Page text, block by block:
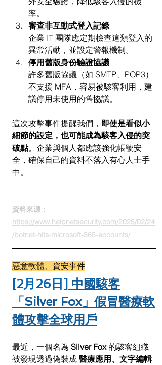
率。
審查非互動式登入記錄
企業 IT 團隊應定期檢查這類登入的
異常活動，並設定警報機制。
停用舊版身份驗證協議
許多舊版協議（如 SMTP、POP3）
不支援 MFA，容易被駭客利用，建
議停用未使用的舊協議。
這次攻擊事件提醒我們， 即使是看似小
細節的設定，也可能成為駭客入侵的突
破點。企業與個人都應該強化帳號安
全，確保自己的資料不落入有心人士手
中。
資料來源：
https://www.helpnetsecurity.com/2025/02/24
/botnet-hits-microsoft-365-accounts/
惡意軟體、資安事件
[2月26日] 中國駭客
「Silver Fox」假冒醫療軟
體攻擊全球用戶
最近，一個名為 Silver Fox 的駭客組織
被發現透過偽裝成 醫療應用、文字編輯